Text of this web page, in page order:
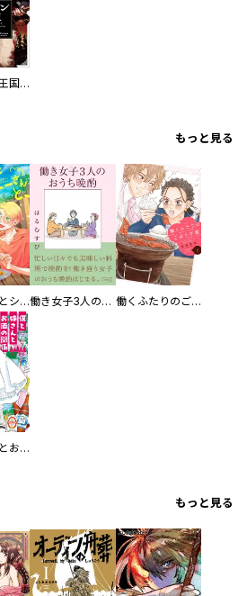
オルクセン王国史
もっと見る
カラちゃんとシトーさんと、 【分冊版】 働き女子3人のおうち晩酌 働くふたりのごほうび飯
僕と嫁さんとお酒の関係
もっと見る